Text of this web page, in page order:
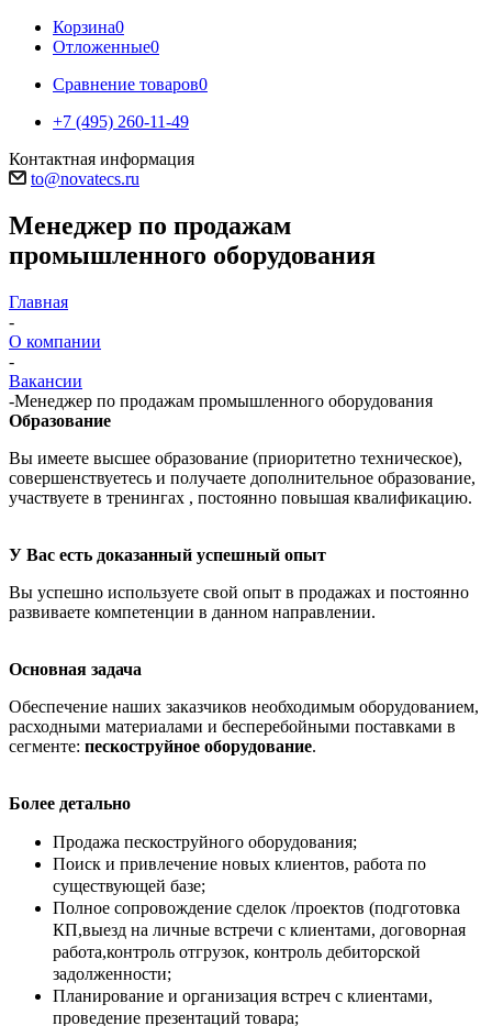
Корзина0
Отложенные0
Сравнение товаров0
+7 (495) 260-11-49
Контактная информация
to@novatecs.ru
Менеджер по продажам
промышленного оборудования
Главная
-
О компании
-
Вакансии
-Менеджер по продажам промышленного оборудования
Образование
Вы имеете высшее образование (приоритетно техническое),
совершенствуетесь и получаете дополнительное образование,
участвуете в тренингах , постоянно повышая квалификацию.
У Вас есть доказанный успешный опыт
Вы успешно используете свой опыт в продажах и постоянно
развиваете компетенции в данном направлении.
Основная задача
Обеспечение наших заказчиков необходимым оборудованием,
расходными материалами и бесперебойными поставками в
сегменте: пескоструйное оборудование.
Более детально
Продажа пескоструйного оборудования;
Поиск и привлечение новых клиентов, работа по
существующей базе;
Полное сопровождение сделок /проектов (подготовка
КП,выезд на личные встречи с клиентами, договорная
работа,контроль отгрузок, контроль дебиторской
задолженности;
Планирование и организация встреч с клиентами,
проведение презентаций товара;